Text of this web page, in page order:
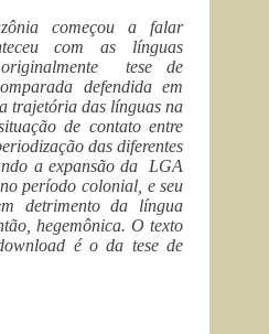
começou a falar
com as línguas
tese de
defendida em
trajetória das línguas na
de contato entre
das diferentes
a expansão da LGA
período colonial, e seu
detrimento da língua
hegemônica. O texto
é o da tese de